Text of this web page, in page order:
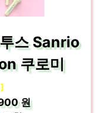
스 Sanrio
쿠로미
원